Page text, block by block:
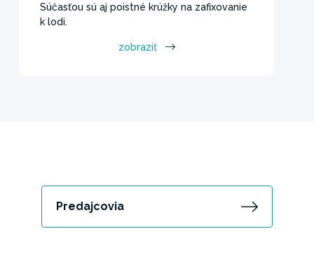
Súčasťou sú aj poistné krúžky na zafixovanie
k lodi.
zobraziť
Predajcovia